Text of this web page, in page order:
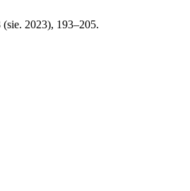
(sie. 2023), 193–205.